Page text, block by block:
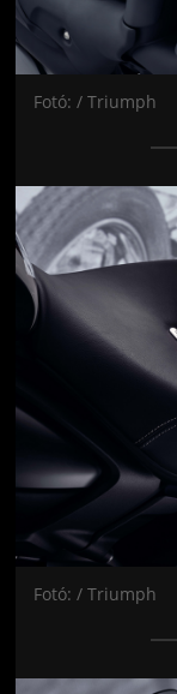
Fotó: / Triumph
Fotó: / Triumph